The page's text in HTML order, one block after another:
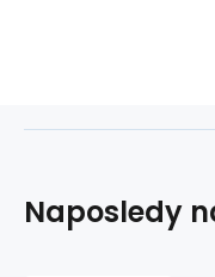
Naposledy